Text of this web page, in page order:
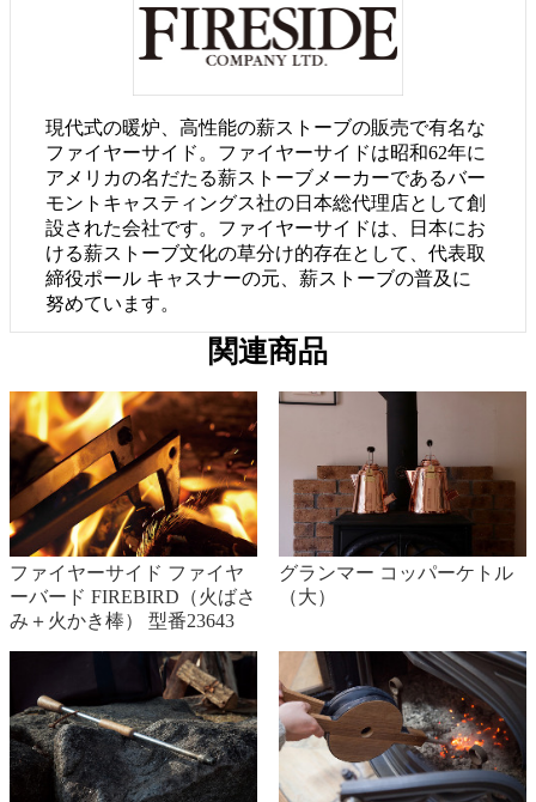
現代式の暖炉、高性能の薪ストーブの販売で有名な
ファイヤーサイド。ファイヤーサイドは昭和62年に
アメリカの名だたる薪ストーブメーカーであるバー
モントキャスティングス社の日本総代理店として創
設された会社です。ファイヤーサイドは、日本にお
ける薪ストーブ文化の草分け的存在として、代表取
締役ポール キャスナーの元、薪ストーブの普及に
努めています。
関連商品
ファイヤーサイド ファイヤ
ーバード FIREBIRD（火ばさ
み＋火かき棒） 型番23643
グランマー コッパーケトル
（大）